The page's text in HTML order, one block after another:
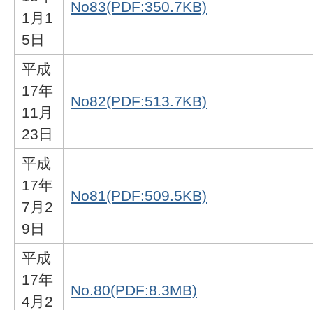
1月1
5日
No83(PDF:350.7KB)
平成
17年
11月
23日
No82(PDF:513.7KB)
平成
17年
7月2
9日
No81(PDF:509.5KB)
平成
17年
4月2
No.80(PDF:8.3MB)